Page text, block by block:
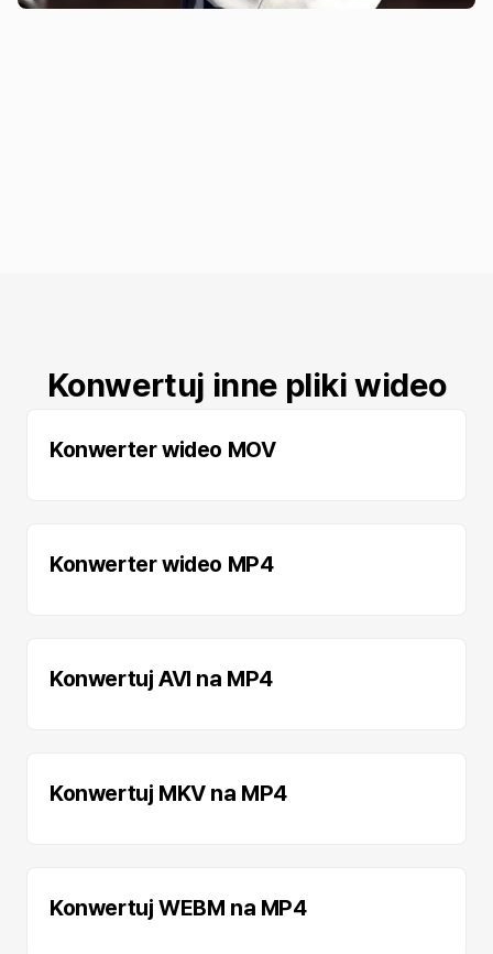
Konwertuj inne pliki wideo
Konwerter wideo MOV
Konwerter wideo MP4
Konwertuj AVI na MP4
Konwertuj MKV na MP4
Konwertuj WEBM na MP4